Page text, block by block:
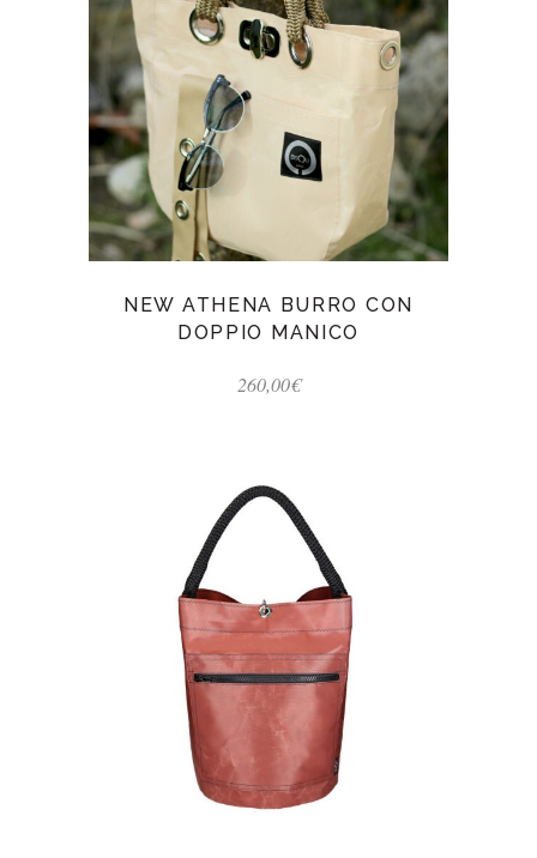
NEW ATHENA BURRO CON
DOPPIO MANICO
260,00€